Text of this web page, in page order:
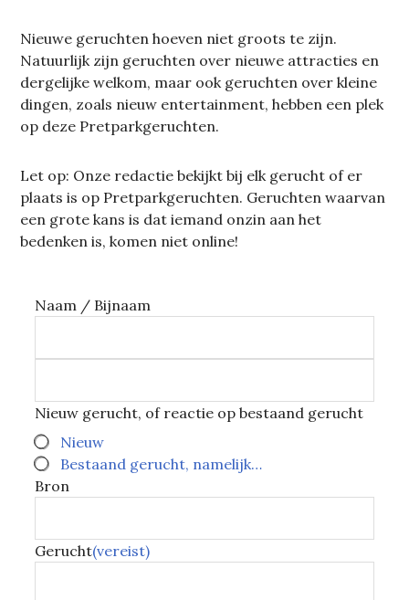
Nieuwe geruchten hoeven niet groots te zijn.
Natuurlijk zijn geruchten over nieuwe attracties en
dergelijke welkom, maar ook geruchten over kleine
dingen, zoals nieuw entertainment, hebben een plek
op deze Pretparkgeruchten.
Let op: Onze redactie bekijkt bij elk gerucht of er
plaats is op Pretparkgeruchten. Geruchten waarvan
een grote kans is dat iemand onzin aan het
bedenken is, komen niet online!
Naam / Bijnaam
Nieuw gerucht, of reactie op bestaand gerucht
Nieuw
Bestaand gerucht, namelijk…
Bron
Gerucht(vereist)